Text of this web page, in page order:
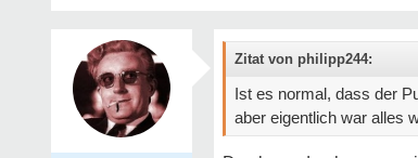
Zitat von philipp244:
Ist es normal, dass der
aber eigentlich war alles